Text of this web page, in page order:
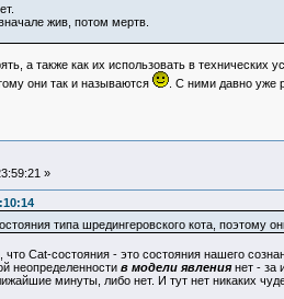
жив, потом мертв.
а также как их использовать в
они так и называются
. С ними давно уже
»
типа шредингеровского кота, поэтому
Cat-состояния - это состояния нашего
неопределенности в модели явлениянет - за
минуты, либо нет. И тут нет никаких